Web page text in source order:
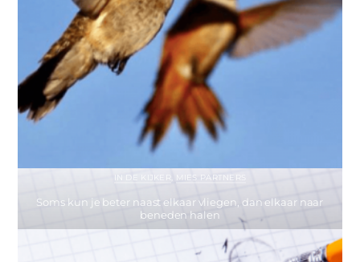
IN DE KIJKER MIES PARTNERS
Soms kun je beter naast elkaar vliegen, dan elkaar naar
beneden halen